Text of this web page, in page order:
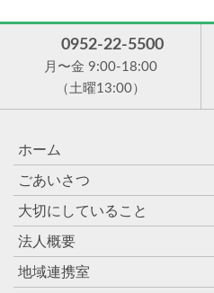
0952-22-5500
月〜金 9:00-18:00
（土曜13:00）
ホーム
ごあいさつ
大切にしていること
法人概要
地域連携室